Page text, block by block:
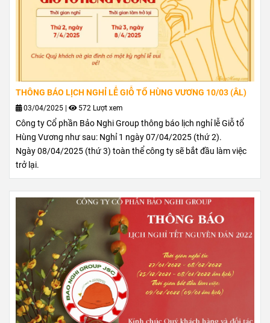
THÔNG BÁO LỊCH NGHỈ LỄ GIỖ TỔ HÙNG VƯƠNG 10/03 (ÂL)
03/04/2025 572 Lượt xem
Công ty Cổ phần Bảo Nghi Group thông báo lịch nghỉ lễ Giỗ tổ
Hùng Vương như sau: Nghỉ 1 ngày 07/04/2025 (thứ 2).
Ngày 08/04/2025 (thứ 3) toàn thể công ty sẽ bắt đầu làm việc
trở lại.